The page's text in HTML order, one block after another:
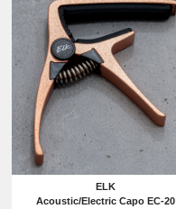
ELK
Acoustic/Electric Capo EC-20